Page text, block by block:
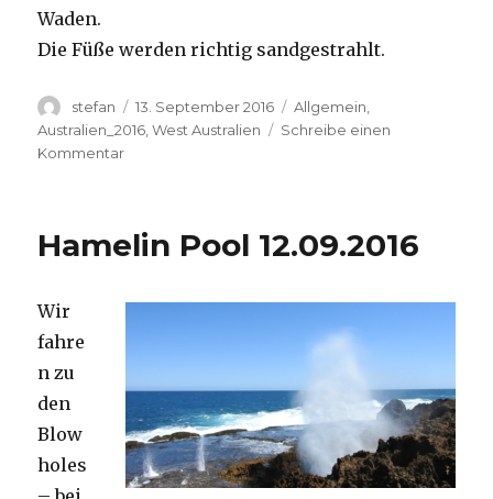
Waden.
Die Füße werden richtig sandgestrahlt.
Autor
stefan
Veröffentlicht
am
13. September 2016 Kategorien
Allgemein
Australien_2016 ,West Australien
Schreibe einen
Kommentarzu
Hamelin Pool 12.09.2016
Wir
fahre
n zu
den
Blow
holes